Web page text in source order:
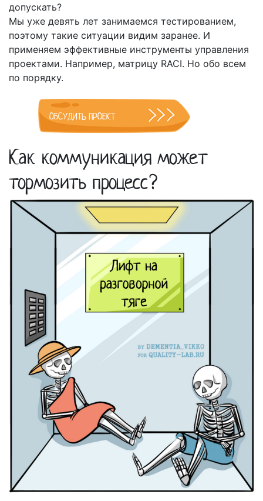
допускать?
Мы уже девять лет занимаемся тестированием,
поэтому такие ситуации видим заранее. И
применяем эффективные инструменты управления
проектами. Например, матрицу RACI. Но обо всем
по порядку.
ОБСУДИТЬ ПРОЕКТ
Как коммуникация может
тормозить процесс?